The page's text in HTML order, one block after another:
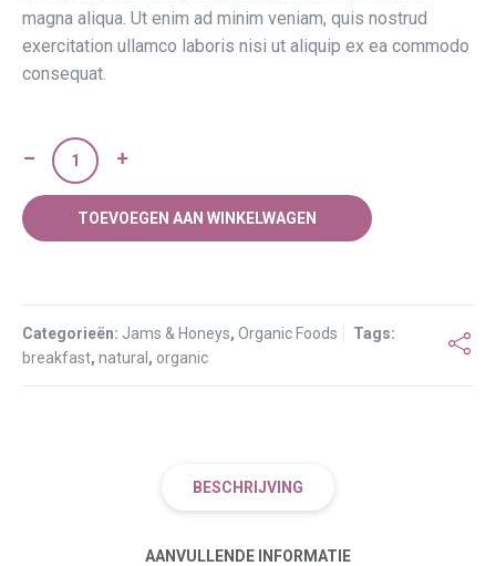
magna aliqua. Ut enim ad minim veniam, quis nostrud
exercitation ullamco laboris nisi ut aliquip ex ea commodo
consequat.
Low
Fat
TOEVOEGEN AAN WINKELWAGEN
Categorieën: Jams & Honeys, Organic Foods
Tags:
breakfast, natural , organic
BESCHRIJVING
AANVULLENDE INFORMATIE